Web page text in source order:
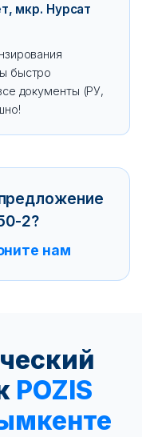
мкр. Нурсат
быстро
документы (РУ,
2?
нам
POZIS